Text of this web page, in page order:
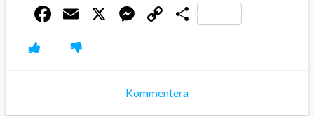
Facebook
Email
X Messenger
CopyDela
Kommentera